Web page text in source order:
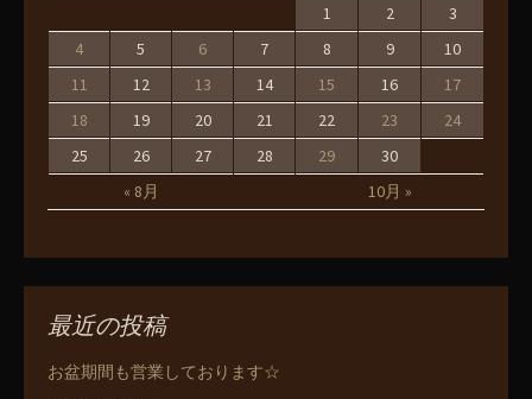
« 8月 10月 »
1 2
3
4
5 6 7 8 9
10
11
12 13 14 15 16
17
18
19 20 21 22 23
24
25
26 27 28 29 30
最近の投稿
お盆期間も営業しております☆